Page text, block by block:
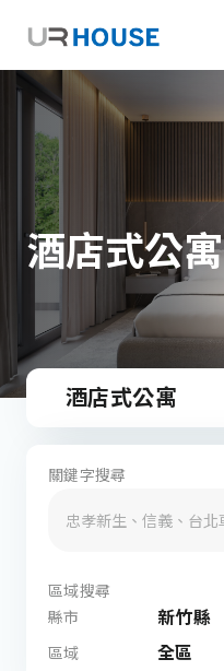
酒店式公寓
酒店式公寓
關鍵字搜尋
區域搜尋
縣市
新竹縣
區域 全區